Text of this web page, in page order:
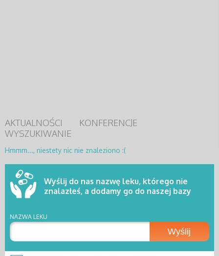
AKTUALNOŚCI
KONFERENCJE
WYSZUKIWANIE
Hmmm..., niestety nic nie znaleziono :(
Wyślij do nas nazwę leku, którego nie
znalazłeś, a dodamy go do naszej bazy
NAZWA LEKU
Wyślij